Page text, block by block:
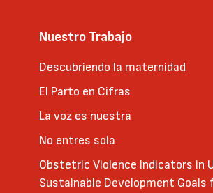
Nuestro Trabajo
Descubriendo la maternidad
El Parto en Cifras
La voz es nuestra
No entres sola
Obstetric Violence Indicators in
Sustainable Development Goals